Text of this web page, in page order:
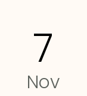
7
Nov